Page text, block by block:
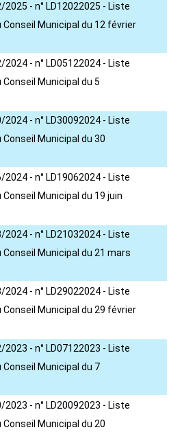
- n° LD12022025 - Liste
Municipal du 12 février
- n° LD05122024 - Liste
Municipal du 5
- n° LD30092024 - Liste
Municipal du 30
- n° LD19062024 - Liste
Municipal du 19 juin
- n° LD21032024 - Liste
Municipal du 21 mars
- n° LD29022024 - Liste
Municipal du 29 février
- n° LD07122023 - Liste
Municipal du 7
- n° LD20092023 - Liste
Municipal du 20